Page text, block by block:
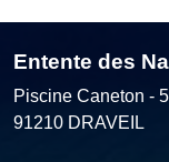
Entente des
Piscine Caneton -
91210 DRAVEIL